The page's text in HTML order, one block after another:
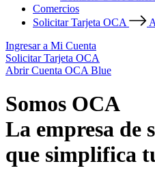
Comercios
Solicitar Tarjeta OCA
Ingresar a Mi Cuenta
Solicitar Tarjeta OCA
Abrir Cuenta OCA Blue
Somos OCA
La empresa de
que simplifica